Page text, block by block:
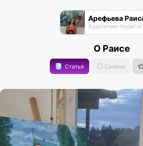
Художник-педагог
О Раисе
Статья Солики